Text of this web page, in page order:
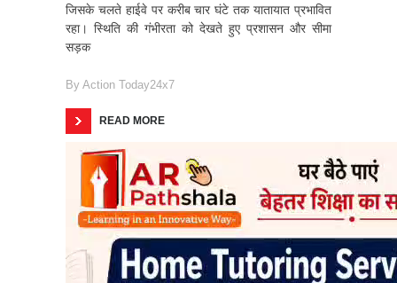
जिसके चलते हाईवे पर करीब चार घंटे तक यातायात प्रभावित
रहा। स्थिति की गंभीरता को देखते हुए प्रशासन और सीमा
सड़क
By Action Today24x7
READ MORE
2 3 › »